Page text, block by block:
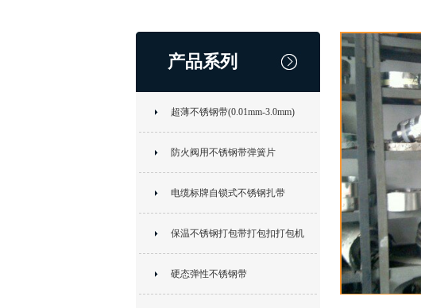
产品系列
超薄不锈钢带(0.01mm-3.0mm)
防火阀用不锈钢带弹簧片
电缆标牌自锁式不锈钢扎带
保温不锈钢打包带打包扣打包机
硬态弹性不锈钢带